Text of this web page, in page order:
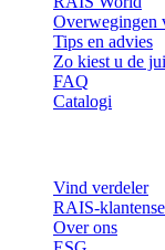
Overwegingen
Tips en advies
Zo kiest u de
FAQ
Catalogi
Vind verdeler
RAIS-
Over ons